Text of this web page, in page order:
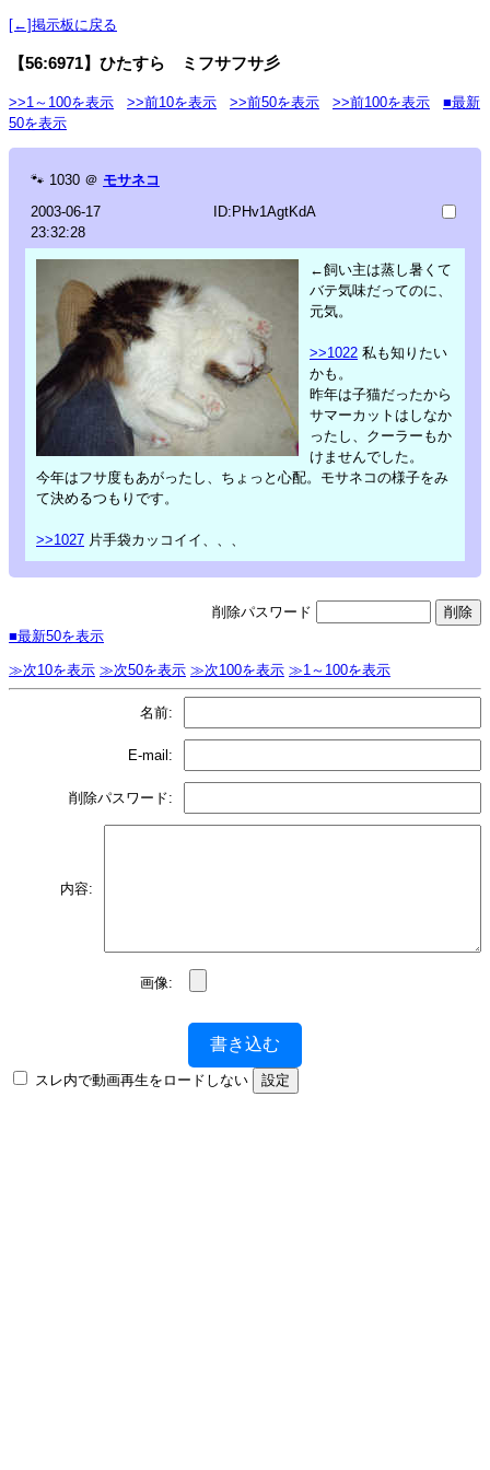
[←]掲示板に戻る
【56:6971】ひたすら ミフサフサ彡
>>1～100を表示 >>前10を表示 >>前50を表示 >>前100を表示
■最新
50を表示
🐾 1030 ＠ モサネコ
2003-06-17
23:32:28
ID:PHv1AgtKdA
←飼い主は蒸し暑くて
バテ気味だってのに、
元気。
>>1022 私も知りたい
かも。
昨年は子猫だったから
サマーカットはしなか
ったし、クーラーもか
けませんでした。
今年はフサ度もあがったし、ちょっと心配。モサネコの様子をみ
て決めるつもりです。
>>1027 片手袋カッコイイ、、、
削除パスワード
■最新50を表示
≫次10を表示 ≫次50を表示 ≫次100を表示 ≫1～100を表示
名前:
E-mail:
削除パスワード:
内容:
画像:
書き込む
スレ内で動画再生をロードしない